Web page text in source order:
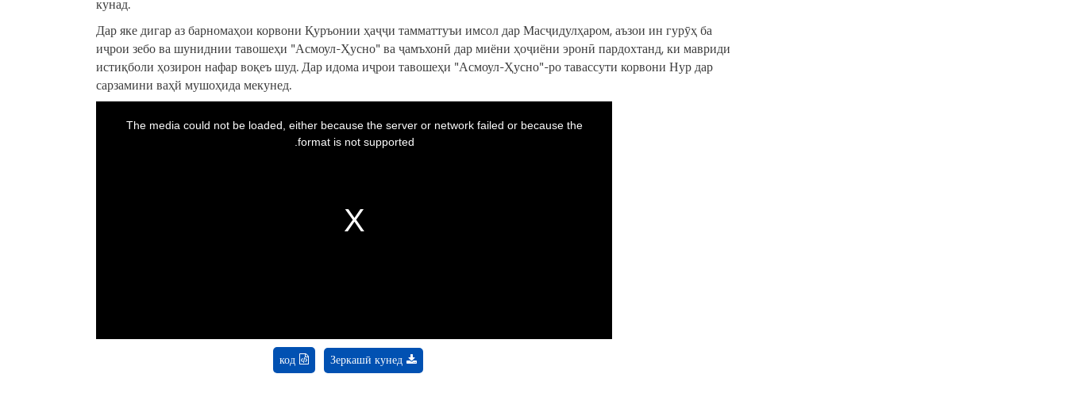
кунад.
Дар яке дигар аз барномаҳои корвони Қуръонии ҳаҷҷи тамматтуъи имсол дар Масҷидулҳаром, аъзои ин гурӯҳ ба
иҷрои зебо ва шуниднии тавошеҳи "Асмоул-Ҳусно" ва ҷамъхонӣ дар миёни ҳоҷиёни эронӣ пардохтанд, ки мавриди
истиқболи ҳозирон нафар воқеъ шуд. Дар идома иҷрои тавошеҳи "Асмоул-Ҳусно"-ро тавассути корвони Нур дар
сарзамини ваҳй мушоҳида мекунед.
The media could not be loaded, either because the server or network failed or because the
format is not supported.
код Зеркашӣ кунед